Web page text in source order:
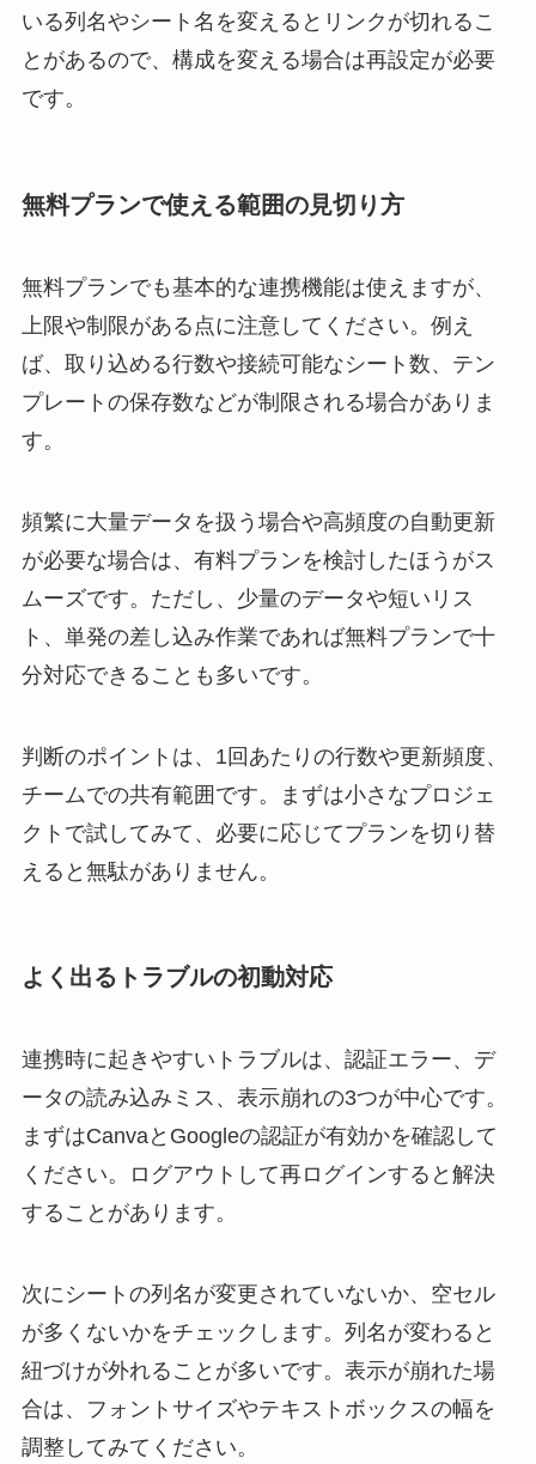
いる列名やシート名を変えるとリンクが切れるこ
とがあるので、構成を変える場合は再設定が必要
です。
無料プランで使える範囲の見切り方
無料プランでも基本的な連携機能は使えますが、
上限や制限がある点に注意してください。例え
ば、取り込める行数や接続可能なシート数、テン
プレートの保存数などが制限される場合がありま
す。
頻繁に大量データを扱う場合や高頻度の自動更新
が必要な場合は、有料プランを検討したほうがス
ムーズです。ただし、少量のデータや短いリス
ト、単発の差し込み作業であれば無料プランで十
分対応できることも多いです。
判断のポイントは、1回あたりの行数や更新頻度、
チームでの共有範囲です。まずは小さなプロジェ
クトで試してみて、必要に応じてプランを切り替
えると無駄がありません。
よく出るトラブルの初動対応
連携時に起きやすいトラブルは、認証エラー、デ
ータの読み込みミス、表示崩れの3つが中心です。
まずはCanvaとGoogleの認証が有効かを確認して
ください。ログアウトして再ログインすると解決
することがあります。
次にシートの列名が変更されていないか、空セル
が多くないかをチェックします。列名が変わると
紐づけが外れることが多いです。表示が崩れた場
合は、フォントサイズやテキストボックスの幅を
調整してみてください。